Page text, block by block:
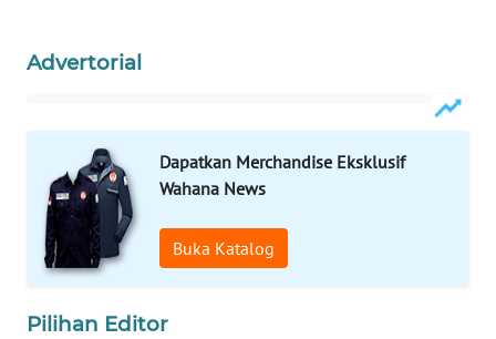
Advertorial
Dapatkan Merchandise Eksklusif
Wahana News
Buka Katalog
Pilihan Editor
Wahana
KONSUMEN
LISTRIK
MASYARAKAT
KELISTRIKAN
ID